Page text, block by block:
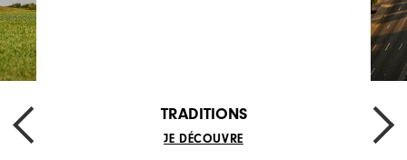
TRADITIONS
JE DÉCOUVRE